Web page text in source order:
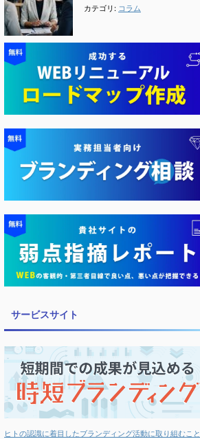
カテゴリ: コラム
サービスサイト
ヒトの認識に着目したブランディング活動に取り組むこと